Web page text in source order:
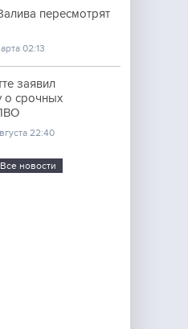
пересмотрят
02:13
заявил
о срочных
22:40
Все новости